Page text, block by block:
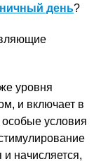
день?
уровня
и включает в
условия
и начисляется,